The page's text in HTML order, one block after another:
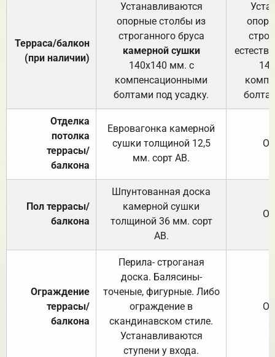
Терраса/балкон
(при наличии)
Устанавливаются
опорные столбы из
строганного бруса
камерной сушки
140х140 мм. с
компенсационными
болтами под усадку.
Отделка
потолка
террасы/
балкона
Евровагонка камерной
сушки толщиной 12,5
мм. сорт АВ.
Пол террасы/
балкона
Шпунтованная доска
камерной сушки
толщиной 36 мм. сорт
АВ.
Ограждение
террасы/
балкона
Перила- строганая
доска. Балясины-
точеные, фигурные. Либо
ограждение в
скандинавском стиле.
Устанавливаются
ступени у входа.